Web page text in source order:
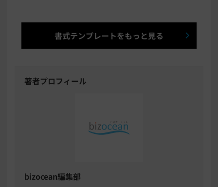
書式テンプレートをもっと見る
著者プロフィール
bizocean編集部